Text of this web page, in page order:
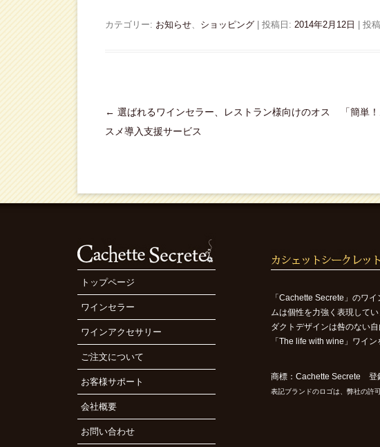
(
新
開
き
ま
す
で
開
カテゴリー: お知らせ、 ショッピング | 投稿日: 2014年2月12日 投
投
稿
ョ
← 選ばれるワインセラー、レストラン様向けのオス
スメ導入支援サービス
「簡単
「Cachette Secrete」のワ
ムは個性を力強く表現して
ダクトデザインは咎のない
「The life with wine」ワイ
商標：Cachette Secrete 登
表記ブランドのロゴは、弊社の許
トップページ
ワインセラー
ワインアクセサリー
ご注文について
お客様サポート
会社概要
お問い合わせ